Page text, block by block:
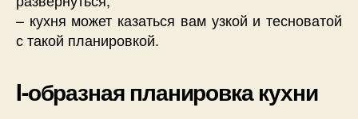
– кухня может казаться вам узкой и тесноватой
с такой планировкой.
I-образная планировка кухни